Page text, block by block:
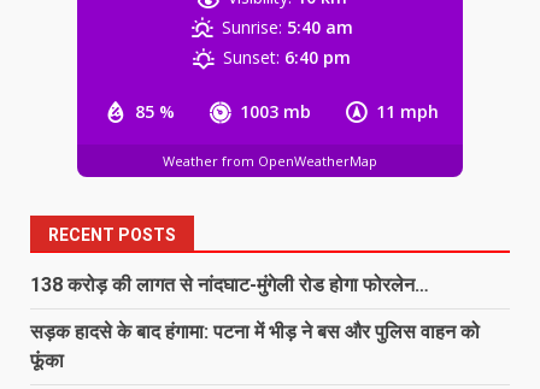
85 % 1003 mb 11 mph
Sunrise: 5:40 am
Sunset: 6:40 pm
Weather from OpenWeatherMap
RECENT POSTS
138 करोड़ की लागत से नांदघाट-मुंगेली रोड होगा फोरलेन…
सड़क हादसे के बाद हंगामा: पटना में भीड़ ने बस और पुलिस वाहन को
फूंका
एसडीओपी जशपुर का पदभार…
August 8, 2026
20 अगस्त को वृंदावन हाल में मनाया जाएगा
महेन्द्र मोदी…
7
उरमाल पंचायत में भ्रष्टाचार की पराकाष्ठा!
जनपद सदस्य ने खोला फर्जी बिलों का
कच्चा-चिट्ठा, प्रशासन की चुप्पी पर उठाए
सवाल